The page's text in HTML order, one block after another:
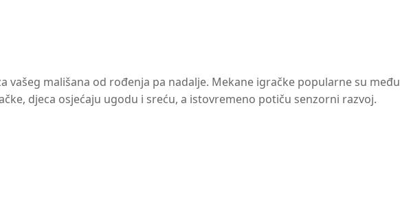
vašeg mališana od rođenja pa nadalje. Mekane igračke popularne su
djeca osjećaju ugodu i sreću, a istovremeno potiču senzorni razvoj.